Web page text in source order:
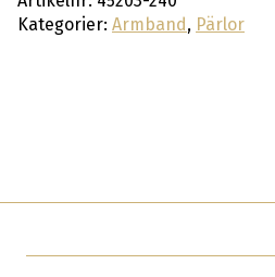
Kategorier: Armband , Pärlor